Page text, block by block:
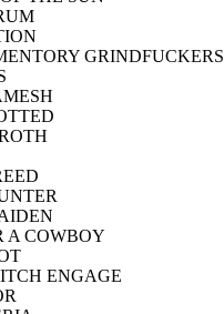
GRINDFUCKERS
A COWBOY
ENGAGE